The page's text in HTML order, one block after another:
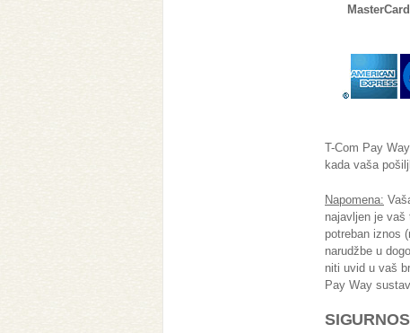
T-Com Pay
kada vaša
Napomena:
najavljen je
potreban iznos
narudžbe u
niti uvid u vaš
Pay Way